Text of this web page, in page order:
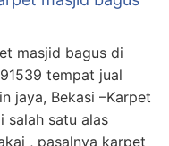
masjid bagus di
tempat jual
jaya, Bekasi –Karpet
satu alas
, pasalnya karpet